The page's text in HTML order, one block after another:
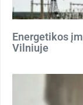
Energetikos
Vilniuje